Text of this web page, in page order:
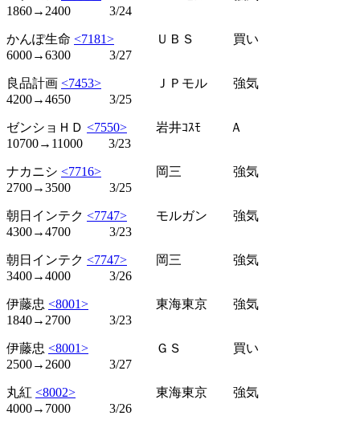
1860→2400 3/24
かんぽ生命 <7181> ＵＢＳ 買い
6000→6300 3/27
良品計画 <7453> ＪＰモル 強気
4200→4650 3/25
ゼンショＨＤ <7550> 岩井ｺｽﾓ Ａ
10700→11000 3/23
ナカニシ <7716> 岡三 強気
2700→3500 3/25
朝日インテク <7747> モルガン 強気
4300→4700 3/23
朝日インテク <7747> 岡三 強気
3400→4000 3/26
伊藤忠 <8001> 東海東京 強気
1840→2700 3/23
伊藤忠 <8001> ＧＳ 買い
2500→2600 3/27
丸紅 <8002> 東海東京 強気
4000→7000 3/26